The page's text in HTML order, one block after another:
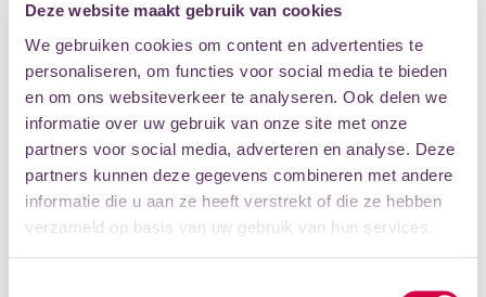
Deze website maakt gebruik van cookies
We gebruiken cookies om content en advertenties te
personaliseren, om functies voor social media te bieden
en om ons websiteverkeer te analyseren. Ook delen we
informatie over uw gebruik van onze site met onze
partners voor social media, adverteren en analyse. Deze
partners kunnen deze gegevens combineren met andere
informatie die u aan ze heeft verstrekt of die ze hebben
verzameld op basis van uw gebruik van hun services.
LEGENDARISCH...